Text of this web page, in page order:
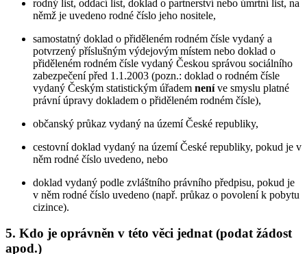
rodný list, oddací list, doklad o partnerství nebo úmrtní list, na
němž je uvedeno rodné číslo jeho nositele,
samostatný doklad o přiděleném rodném čísle vydaný a
potvrzený příslušným výdejovým místem nebo doklad o
přiděleném rodném čísle vydaný Českou správou sociálního
zabezpečení před 1.1.2003 (pozn.: doklad o rodném čísle
vydaný Českým statistickým úřadem neníve smyslu platné
právní úpravy dokladem o přiděleném rodném čísle),
občanský průkaz vydaný na území České republiky,
cestovní doklad vydaný na území České republiky, pokud je v
něm rodné číslo uvedeno, nebo
doklad vydaný podle zvláštního právního předpisu, pokud je
v něm rodné číslo uvedeno (např. průkaz o povolení k pobytu
cizince).
5. Kdo je oprávněn v této věci jednat (podat žádost
apod.)